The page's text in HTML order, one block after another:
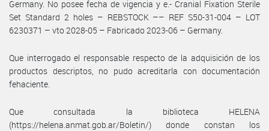
Germany. No posee fecha de vigencia y e.- Cranial Fixation Sterile
Set Standard 2 holes – REBSTOCK –– REF S50-31-004 – LOT
6230371 – vto 2028-05 – Fabricado 2023-06 – Germany.
Que interrogado el responsable respecto de la adquisición de los
productos descriptos, no pudo acreditarla con documentación
fehaciente.
Que consultada la biblioteca HELENA
(https://helena.anmat.gob.ar/Boletin/) donde constan los